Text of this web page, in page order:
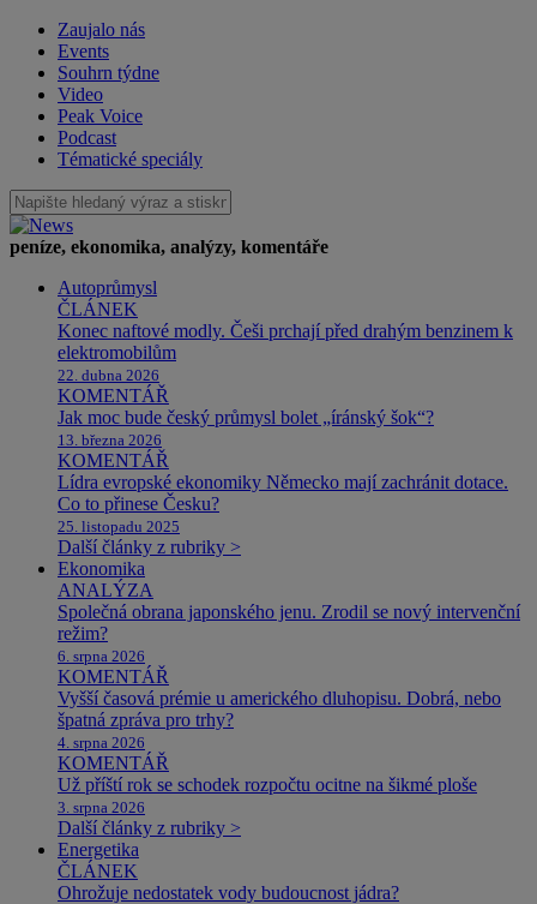
Zaujalo nás
Events
Souhrn týdne
Video
Peak Voice
Podcast
Tématické speciály
peníze, ekonomika, analýzy, komentáře
Autoprůmysl
ČLÁNEK
Konec naftové modly. Češi prchají před drahým benzinem k
elektromobilům
22. dubna 2026
KOMENTÁŘ
Jak moc bude český průmysl bolet „íránský šok“?
13. března 2026
KOMENTÁŘ
Lídra evropské ekonomiky Německo mají zachránit dotace.
Co to přinese Česku?
25. listopadu 2025
Další články z rubriky >
Ekonomika
ANALÝZA
Společná obrana japonského jenu. Zrodil se nový intervenční
režim?
6. srpna 2026
KOMENTÁŘ
Vyšší časová prémie u amerického dluhopisu. Dobrá, nebo
špatná zpráva pro trhy?
4. srpna 2026
KOMENTÁŘ
Už příští rok se schodek rozpočtu ocitne na šikmé ploše
3. srpna 2026
Další články z rubriky >
Energetika
ČLÁNEK
Ohrožuje nedostatek vody budoucnost jádra?